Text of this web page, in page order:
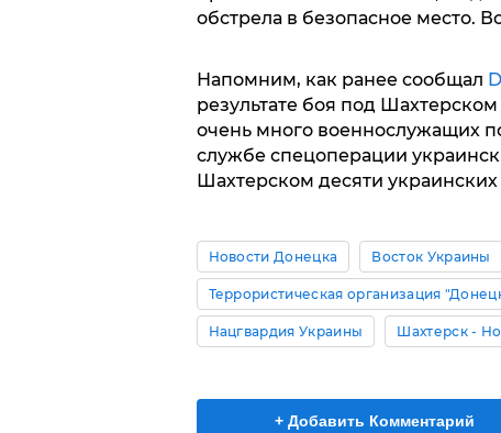
обстрела в безопасное место.
Напомним, как ранее сообщал
результате боя под
очень много военнослужащих
службе спецоперации
Шахтерском десяти
Новости Донецка Восток Украины
Террористическая организация
Нацгвардия Украины Шахтерск -
+ Добавить Комментарий